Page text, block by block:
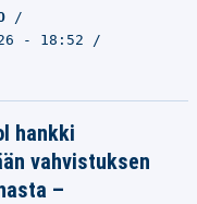
- 18:52
hankki
vahvistuksen
–